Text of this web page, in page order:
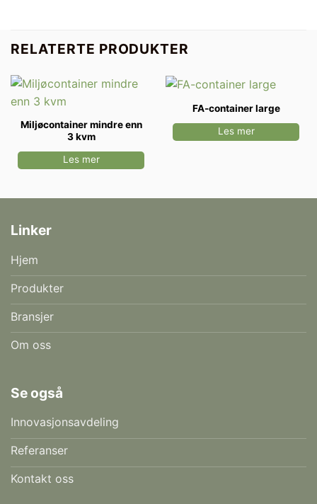
RELATERTE PRODUKTER
Miljøcontainer mindre enn
3 kvm
Les mer
FA-container large
Les mer
Linker
Hjem
Produkter
Bransjer
Om oss
Se også
Innovasjonsavdeling
Referanser
Kontakt oss